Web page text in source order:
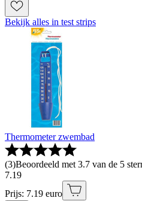
Bekijk alles in test strips
Thermometer zwembad
(3)Beoordeeld met 3.7 van de 5
7.19
Prijs: 7.19 euro